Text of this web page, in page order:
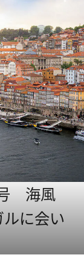
海風
に会い